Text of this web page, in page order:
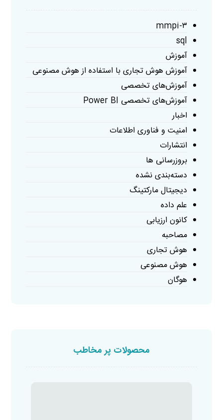
mmpi-۳
sql
آموزش
آموزش هوش تجاری با استفاده از هوش مصنوعی
آموزش‌های تخصصی
آموزش‌های تخصصی Power BI
اخبار
امنیت و فناوری اطلاعات
انتشارات
بروزرسانی ها
دسته‌بندی نشده
دیجیتال مارکتینگ
علم داده
کانون ارزیابی
مصاحبه
هوش تجاری
هوش مصنوعی
هوگان
محصولات پر مخاطب